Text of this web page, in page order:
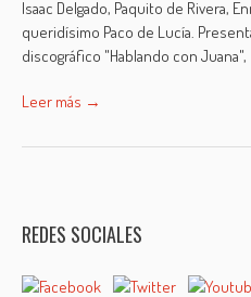
Isaac Delgado, Paquito de Rivera,
queridísimo Paco de Lucía.
discográfico "Hablando con Juana",
Leer más →
REDES SOCIALES